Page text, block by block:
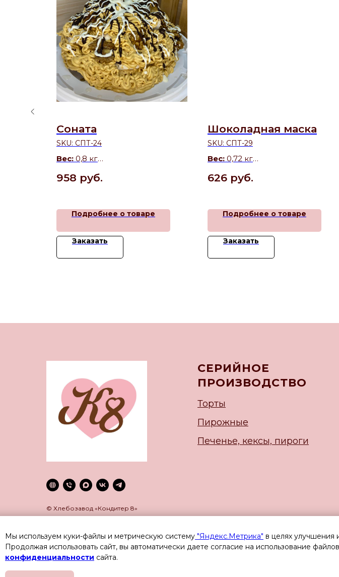
Соната
SKU: СПТ-24
Вес: 0,8 кг
масляный крем с варёным
958 руб.
Подробнее о товаре
Заказать
Шоколадная маска
SKU: СПТ-29
Вес: 0,72 кг
сливочный крем, крупка и
626 руб.
Подробнее о товаре
Заказать
© Хлебозавод «Кондитер 8»
СЕРИЙНОЕ
ПРОИЗВОДСТВО
Торты
Пирожные
Печенье, кексы, пироги
Мы используем куки-файлы и метрическую систему "Яндекс.Метрика" в целях улучшения
Продолжая использовать сайт, вы автоматически даете согласие на использование
конфиденциальности сайта.